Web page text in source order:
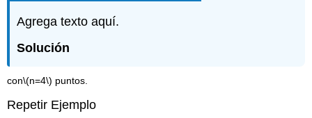
Agrega texto aquí.
Solución
con\(n=4\) puntos.
Repetir Ejemplo